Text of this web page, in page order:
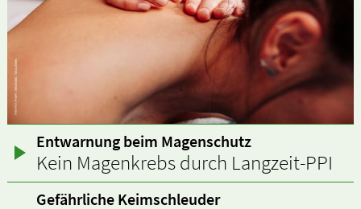
Entwarnung beim Magenschutz
Kein Magenkrebs durch Langzeit-PPI
Gefährliche Keimschleuder